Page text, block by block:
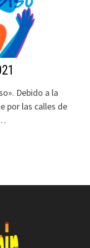
Debido a la
por las calles de